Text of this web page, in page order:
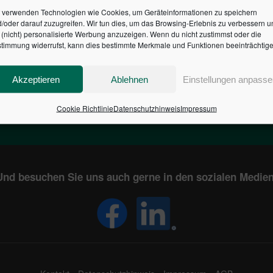
verwenden Technologien wie Cookies, um Geräteinformationen zu speichern
oder darauf zuzugreifen. Wir tun dies, um das Browsing-Erlebnis zu verbessern
personalisierte Werbung anzuzeigen. Wenn du nicht zustimmst oder die
widerrufst, kann dies bestimmte Merkmale und Funktionen
Akzeptieren Ablehnen Einstellungen
Cookie RichtlinieDatenschutzhinweisImpressum
DES BUNDES DER
€
IN DEUTSCHLAND
besuchen Sie uns auch gerne in den sozialen